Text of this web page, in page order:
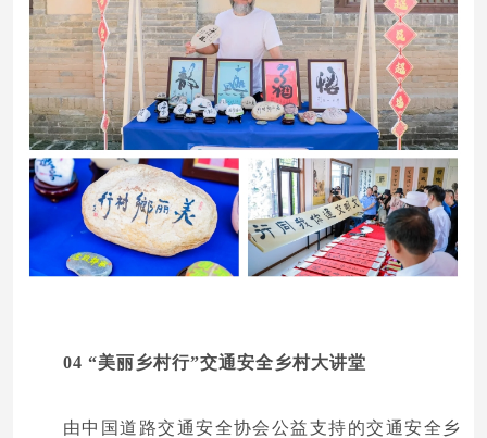
04 “美丽乡村行”交通安全乡村大讲堂
由中国道路交通安全协会公益支持的交通安全乡